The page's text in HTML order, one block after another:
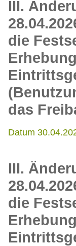
III.
die
das
Datum
III.
die